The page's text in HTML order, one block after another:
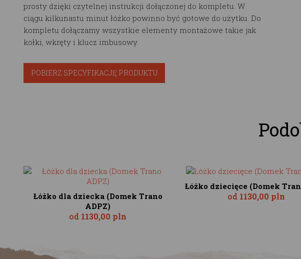
prosty dzięki czytelnej instrukcji dołączonej do kompletu. W
ciągu kilkunastu minut łóżko powinno być gotowe do użytku. Do
kompletu dołączamy wszystkie elementy montażowe takie jak
kołki, wkręty i klucz imbusowy.
POBIERZ SPECYFIKACJĘ PRODUKTU
Łóżko dla dziecka (Domek Trano
ADPZ)
od 1130,00 pln
Łóżko dziecięce (Domek
od 1130,00 pln